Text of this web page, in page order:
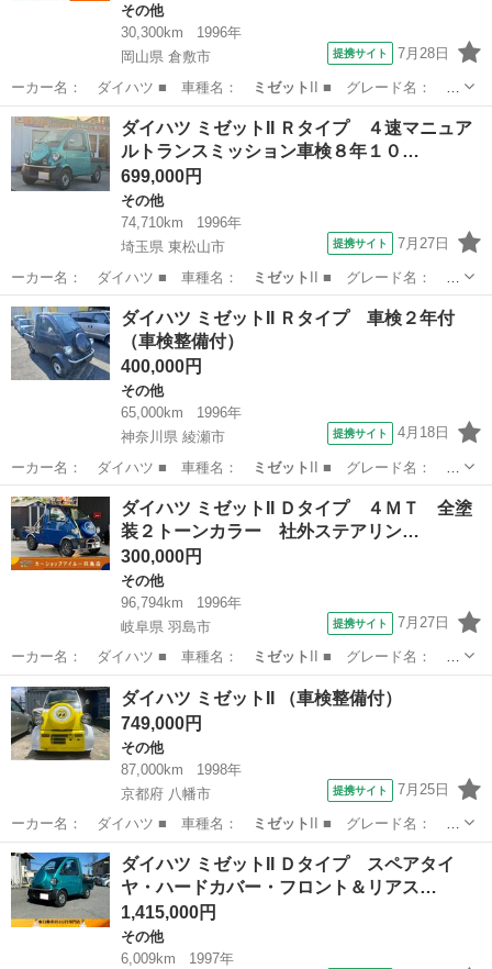
その他
30,300km
1996年
岡山県 倉敷市
提携サイト 7月28日
ーカー名： ダイハツ ■ 車種名： ミゼット
II ■ グレード名：
車検整備付…
岡山 倉敷市 その他
ダイハツ ミゼットII Ｒタイプ ４速マニュア
ルトランスミッション車検８年１０…
699,000円
その他
74,710km
1996年
埼玉県 東松山市
提携サイト 7月27日
ーカー名： ダイハツ ■ 車種名： ミゼット
II ■ グレード名： Ｒ
タイプ ４…
埼玉 東松山市
ダイハツ ミゼットII Ｒタイプ 車検２年付
（車検整備付）
400,000円
その他
65,000km
1996年
神奈川県 綾瀬市
提携サイト 4月18日
ーカー名： ダイハツ ■ 車種名： ミゼット II ■ グレード名： Ｒ
タイプ 車…
神奈川 綾瀬市 その他
ダイハツ ミゼットII Ｄタイプ ４ＭＴ 全塗
装２トーンカラー 社外ステアリン…
300,000円
その他
96,794km
1996年
岐阜県 羽島市
提携サイト 7月27日
ーカー名： ダイハツ ■ 車種名： ミゼット
II ■ グレード名： Ｄ
タイプ ４…
岐阜 羽島市 その他
ダイハツ ミゼットII （車検整備付）
749,000円
その他
87,000km
1998年
京都府 八幡市
提携サイト 7月25日
ーカー名： ダイハツ ■ 車種名： ミゼット
II ■ グレード名：
■ 排気量…
京都 八幡市 その他
ダイハツ ミゼットII Ｄタイプ スペアタイ
ヤ・ハードカバー・フロント＆リアス…
1,415,000円
その他
6,009km
1997年